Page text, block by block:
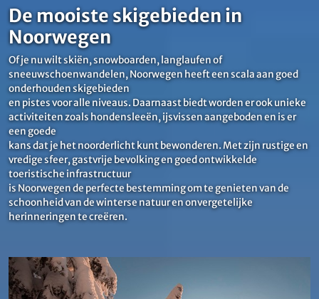
De mooiste skigebieden in
Noorwegen
Of je nu wilt skiën, snowboarden, langlaufen of
sneeuwschoenwandelen, Noorwegen heeft een scala aan goed
onderhouden skigebieden
en pistes voor alle niveaus. Daarnaast biedt worden er ook unieke
activiteiten zoals hondensleeën, ijsvissen aangeboden en is er
een goede
kans dat je het noorderlicht kunt bewonderen. Met zijn rustige en
vredige sfeer, gastvrije bevolking en goed ontwikkelde
toeristische infrastructuur
is Noorwegen de perfecte bestemming om te genieten van de
schoonheid van de winterse natuur en onvergetelijke
herinneringen te creëren.